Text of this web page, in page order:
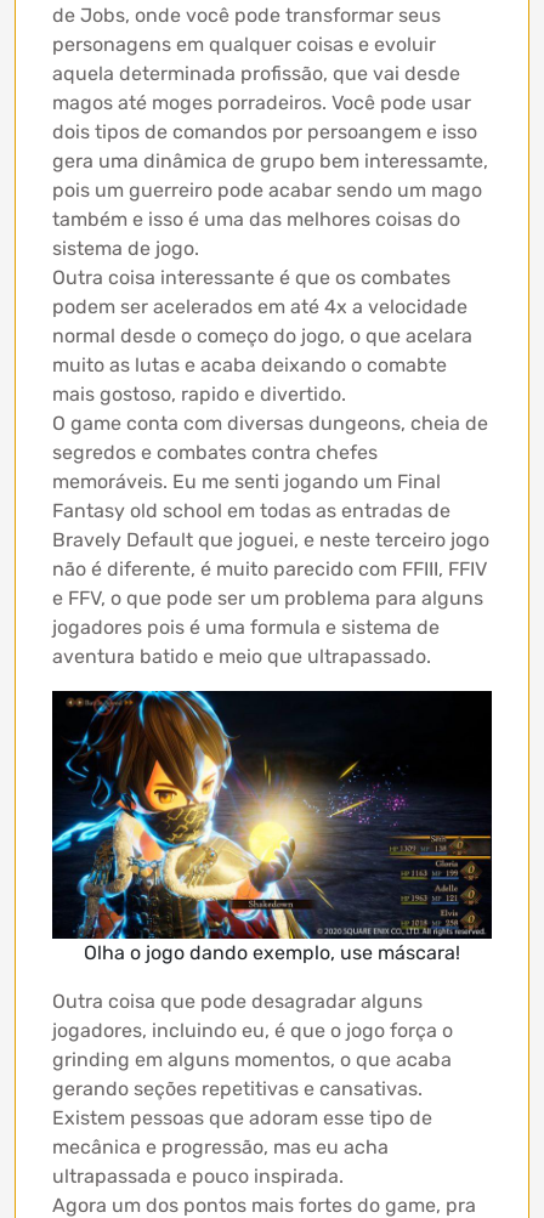
de Jobs, onde você pode transformar seus
personagens em qualquer coisas e evoluir
aquela determinada profissão, que vai desde
magos até moges porradeiros. Você pode usar
dois tipos de comandos por persoangem e isso
gera uma dinâmica de grupo bem interessamte,
pois um guerreiro pode acabar sendo um mago
também e isso é uma das melhores coisas do
sistema de jogo.
Outra coisa interessante é que os combates
podem ser acelerados em até 4x a velocidade
normal desde o começo do jogo, o que acelara
muito as lutas e acaba deixando o comabte
mais gostoso, rapido e divertido.
O game conta com diversas dungeons, cheia de
segredos e combates contra chefes
memoráveis. Eu me senti jogando um Final
Fantasy old school em todas as entradas de
Bravely Default que joguei, e neste terceiro jogo
não é diferente, é muito parecido com FFIII, FFIV
e FFV, o que pode ser um problema para alguns
jogadores pois é uma formula e sistema de
aventura batido e meio que ultrapassado.
Olha o jogo dando exemplo, use máscara!
Outra coisa que pode desagradar alguns
jogadores, incluindo eu, é que o jogo força o
grinding em alguns momentos, o que acaba
gerando seções repetitivas e cansativas.
Existem pessoas que adoram esse tipo de
mecânica e progressão, mas eu acha
ultrapassada e pouco inspirada.
Agora um dos pontos mais fortes do game, pra